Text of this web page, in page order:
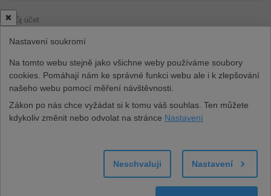
Můj účet
Seznam objednávek
BUĎME V KONTAKTU
✖
Nastavení soukromí
Na tomto webu stejně jako všichne weby používáme soubory
cookies. Pomáhají nám ke správné funkci webu ale i k zlepšování
našeho webu pomocí měření návštěvnosti.
Zákon po nás chce vyžádat si k tomu váš souhlas. Ten můžete
kdykoliv změnit nebo odvolat na stránce Nastavení
Neschvaluji Nastavení